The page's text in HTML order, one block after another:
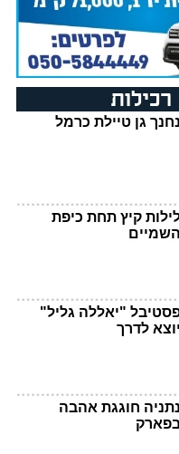
נחנך גן טיילת כרמל
קיץ תחת כיפת
השמיים
"יאללה גליל"
יוצא לדרך
נתניה חוגגת אהבה